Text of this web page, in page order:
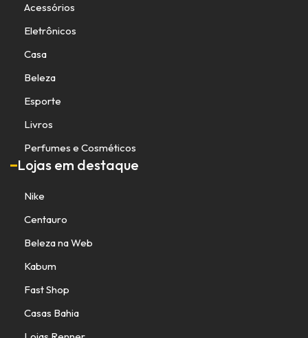
Acessórios
Eletrônicos
Casa
Beleza
Esporte
Livros
Perfumes e Cosméticos
Lojas em destaque
Nike
Centauro
Beleza na Web
Kabum
Fast Shop
Casas Bahia